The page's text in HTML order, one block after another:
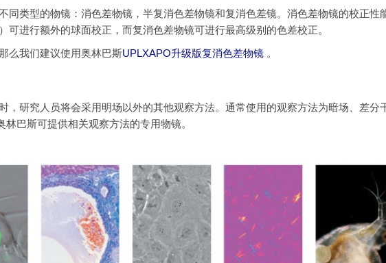
同类型的物镜：消色差物镜，半复消色差物镜和复消色差镜。消色差物镜的校正性
可进行额外的球面校正，而复消色差物镜可进行最高级别的色差校正。
么我们建议使用奥林巴斯UPLXAPO升级版复消色差物镜 。
，研究人员将会采用明场以外的其他观察方法。通常使用的观察方法为暗场、差分
巴斯可提供相关观察方法的专用物镜。